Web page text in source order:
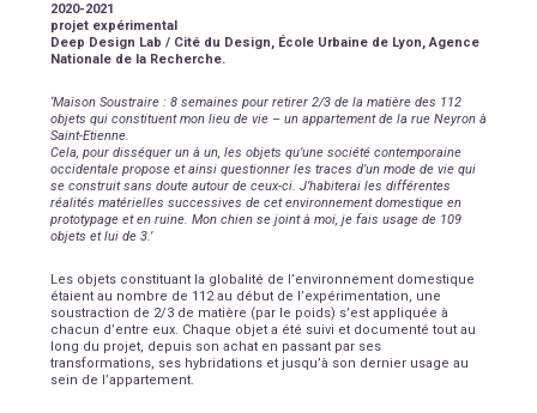
2020-2021
projet expérimental
Deep Design Lab / Cité du Design, École Urbaine de Lyon, Agence
Nationale de la Recherche.
‘Maison Soustraire : 8 semaines pour retirer 2/3 de la matière des 112
objets qui constituent mon lieu de vie – un appartement de la rue Neyron à
Saint-Etienne.
Cela, pour disséquer un à un, les objets qu’une société contemporaine
occidentale propose et ainsi questionner les traces d’un mode de vie qui
se construit sans doute autour de ceux-ci. J’habiterai les différentes
réalités matérielles successives de cet environnement domestique en
prototypage et en ruine. Mon chien se joint à moi, je fais usage de 109
objets et lui de 3.’
Les objets constituant la globalité de l’environnement domestique
étaient au nombre de 112 au début de l’expérimentation, une
soustraction de 2/3 de matière (par le poids) s’est appliquée à
chacun d’entre eux. Chaque objet a été suivi et documenté tout au
long du projet, depuis son achat en passant par ses
transformations, ses hybridations et jusqu’à son dernier usage au
sein de l’appartement.